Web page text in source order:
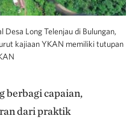
Desa Long Telenjau di Bulungan,
kajiaan YKAN memiliki tutupan
berbagi capaian,
dari praktik